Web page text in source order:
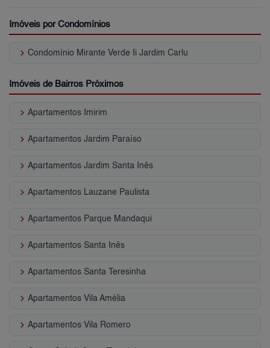
Imóveis por Condomínios
keyboard_arrow_right Condomínio Mirante Verde Ii Jardim Carlu
Imóveis de Bairros Próximos
keyboard_arrow_right Apartamentos Imirim
keyboard_arrow_right Apartamentos Jardim Paraíso
keyboard_arrow_right Apartamentos Jardim Santa Inês
keyboard_arrow_right Apartamentos Lauzane Paulista
keyboard_arrow_right Apartamentos Parque Mandaqui
keyboard_arrow_right Apartamentos Santa Inês
keyboard_arrow_right Apartamentos Santa Teresinha
keyboard_arrow_right Apartamentos Vila Amélia
keyboard_arrow_right Apartamentos Vila Romero